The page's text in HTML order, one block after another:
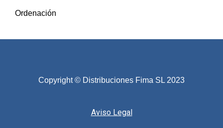
Ordenación
Copyright © Distribuciones Fima SL 2023
Aviso Legal